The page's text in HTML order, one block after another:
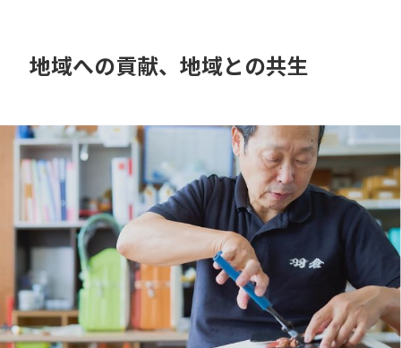
地域への貢献、地域との共生